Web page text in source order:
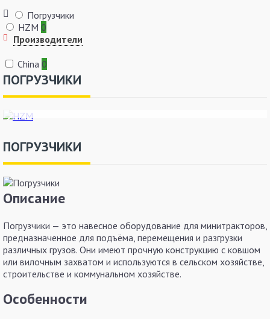
Погрузчики
HZM 0
Производители
China 0
ПОГРУЗЧИКИ
ПОГРУЗЧИКИ
Описание
Погрузчики — это навесное оборудование для минитракторов,
предназначенное для подъёма, перемещения и разгрузки
различных грузов. Они имеют прочную конструкцию с ковшом
или вилочным захватом и используются в сельском хозяйстве,
строительстве и коммунальном хозяйстве.
Особенности